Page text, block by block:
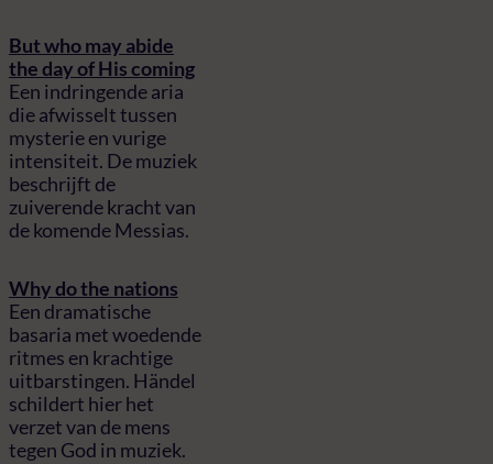
But who may abide
the day of His coming
Een indringende aria
die afwisselt tussen
mysterie en vurige
intensiteit. De muziek
beschrijft de
zuiverende kracht van
de komende Messias.
Why do the nations
Een dramatische
basaria met woedende
ritmes en krachtige
uitbarstingen. Händel
schildert hier het
verzet van de mens
tegen God in muziek.